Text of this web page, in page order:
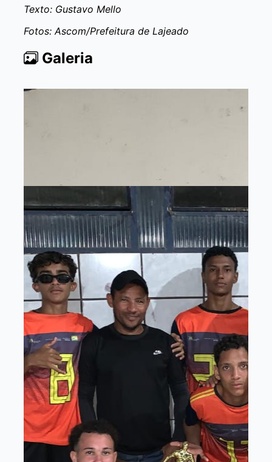
Texto: Gustavo Mello
Fotos: Ascom/Prefeitura de Lajeado
Galeria